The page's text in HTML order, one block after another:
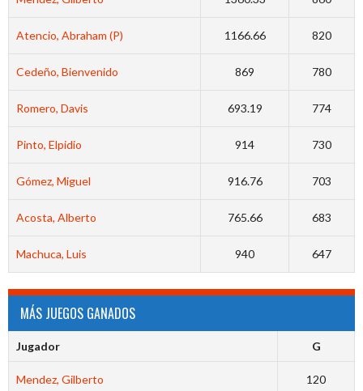
Atencio, Abraham (P) 1166.66 820
Cedeño, Bienvenido 869 780
Romero, Davis 693.19 774
Pinto, Elpidio 914 730
Gómez, Miguel 916.76 703
Acosta, Alberto 765.66 683
Machuca, Luis 940 647
MÁS JUEGOS GANADOS
Jugador G
Mendez, Gilberto 120